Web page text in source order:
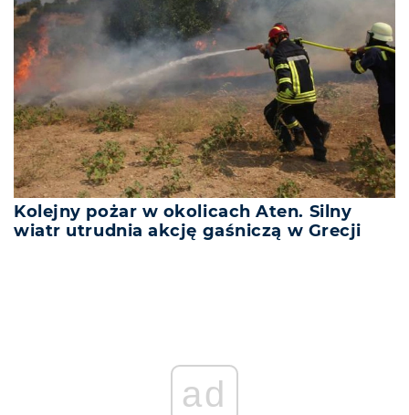
Kolejny pożar w okolicach Aten. Silny
wiatr utrudnia akcję gaśniczą w Grecji
ad